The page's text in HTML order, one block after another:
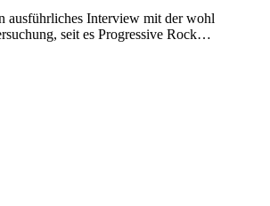
ausführliches Interview mit der wohl
seit es Progressive Rock…